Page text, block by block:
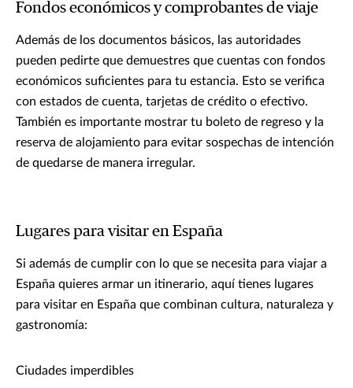
Fondos económicos y comprobantes de viaje
Además de los documentos básicos, las autoridades
pueden pedirte que demuestres que cuentas con fondos
económicos suficientes para tu estancia. Esto se verifica
con estados de cuenta, tarjetas de crédito o efectivo.
También es importante mostrar tu boleto de regreso y la
reserva de alojamiento para evitar sospechas de intención
de quedarse de manera irregular.
Lugares para visitar en España
Si además de cumplir con lo que se necesita para viajar a
España quieres armar un itinerario, aquí tienes lugares
para visitar en España que combinan cultura, naturaleza y
gastronomía:
Ciudades imperdibles